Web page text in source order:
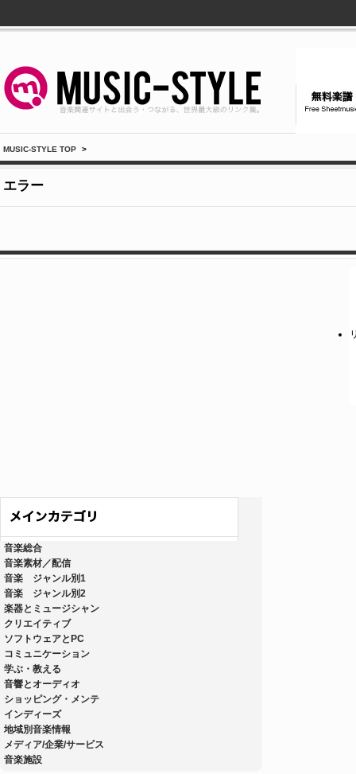
MUSIC-STYLE TOP >
エラー
音楽総合
音楽素材／配信
音楽 ジャンル別1
音楽 ジャンル別2
楽器とミュージシャン
クリエイティブ
ソフトウェアとPC
コミュニケーション
学ぶ・教える
音響とオーディオ
ショッピング・メンテ
インディーズ
地域別音楽情報
メディア/企業/サービス
音楽施設